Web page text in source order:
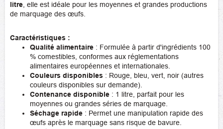
litre , elle est idéale pour les moyennes et grandes productions
de marquage des œufs.
Caractéristiques :
Qualité alimentaire : Formulée à partir d'ingrédients 100
% comestibles, conformes aux réglementations
alimentaires européennes et internationales.
Couleurs disponibles : Rouge, bleu, vert, noir (autres
couleurs disponibles sur demande).
Contenance disponible : 1 litre, parfait pour les
moyennes ou grandes séries de marquage.
Séchage rapide : Permet une manipulation rapide des
œufs après le marquage sans risque de bavure.